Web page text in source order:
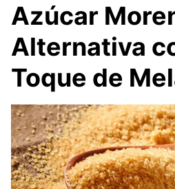
Azúcar
Alternativa
Toque de